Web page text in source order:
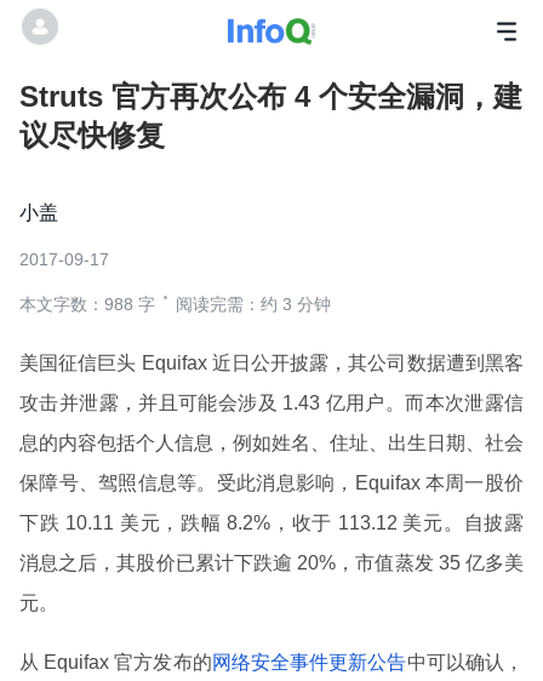
Struts 官方再次公布 4 个安全漏洞，建
议尽快修复
小盖
2017-09-17
本文字数：988 字 阅读完需：约 3 分钟
美国征信巨头 Equifax 近日公开披露，其公司数据遭到黑客
攻击并泄露，并且可能会涉及 1.43 亿用户。而本次泄露信
息的内容包括个人信息，例如姓名、住址、出生日期、社会
保障号、驾照信息等。受此消息影响，Equifax 本周一股价
下跌 10.11 美元，跌幅 8.2%，收于 113.12 美元。自披露
消息之后，其股价已累计下跌逾 20%，市值蒸发 35 亿多美
元。
从 Equifax 官方发布的网络安全事件更新公告中可以确认，